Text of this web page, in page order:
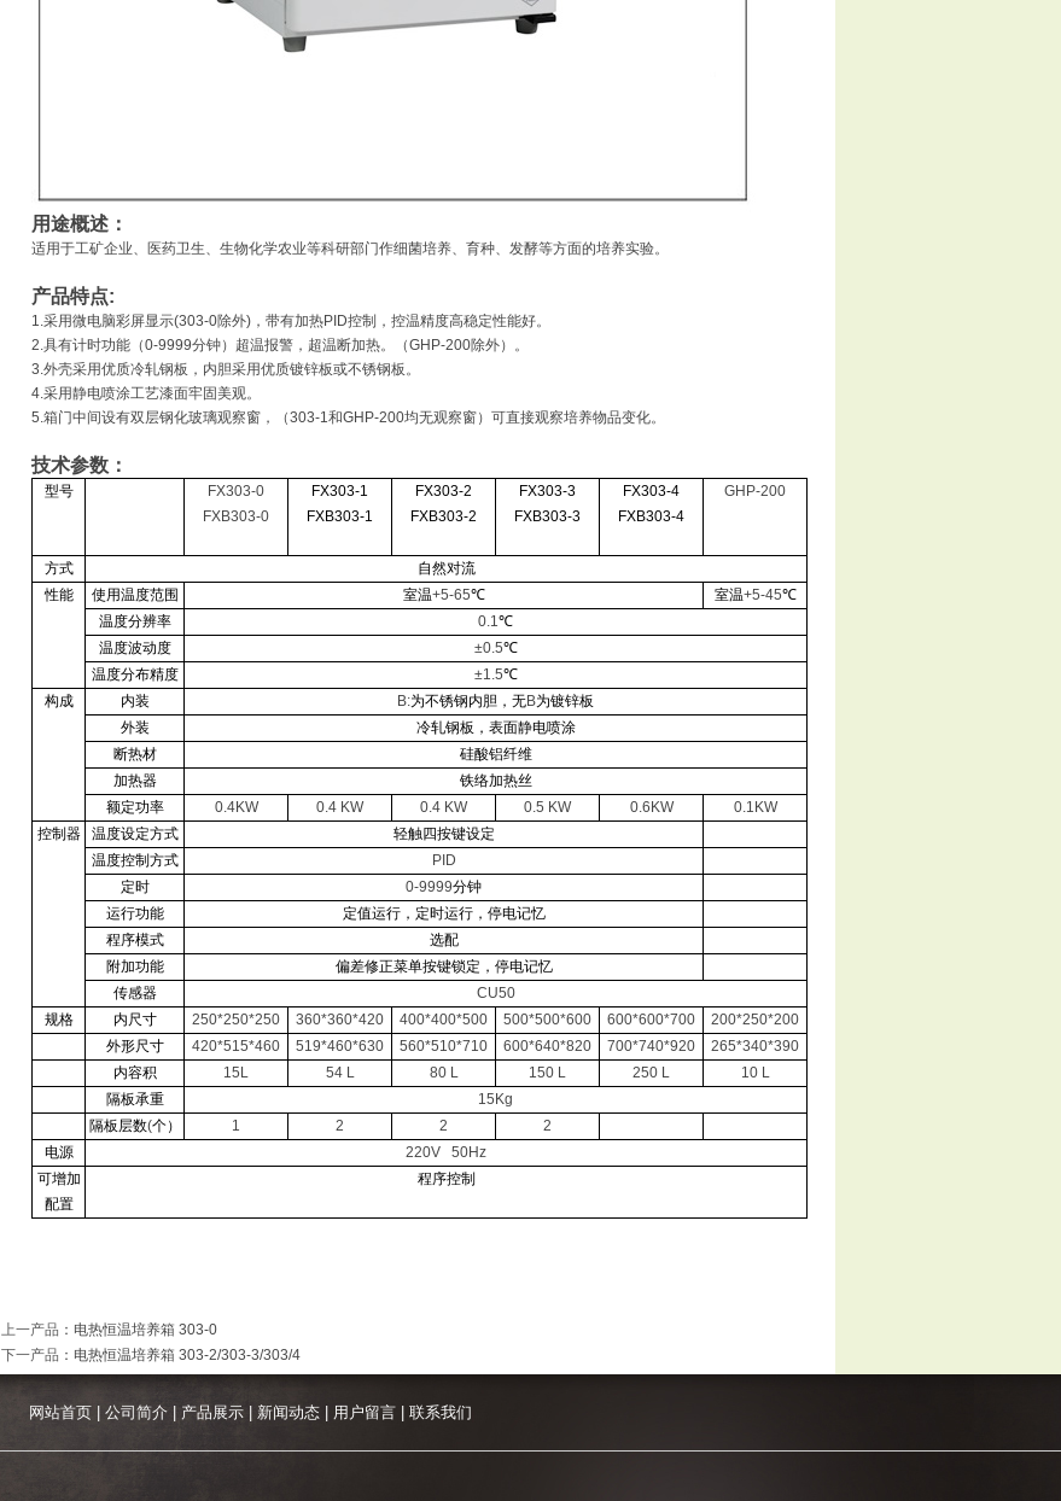
用途概述：
适用于工矿企业、医药卫生、生物化学农业等科研部门作细菌培养、育种、发酵等方面的培养实验。
产品特点:
1.采用微电脑彩屏显示(303-0除外)，带有加热PID控制，控温精度高稳定性能好。
2.具有计时功能（0-9999分钟）超温报警，超温断加热。（GHP-200除外）。
3.外壳采用优质冷轧钢板，内胆采用优质镀锌板或不锈钢板。
4.采用静电喷涂工艺漆面牢固美观。
5.箱门中间设有双层钢化玻璃观察窗，（303-1和GHP-200均无观察窗）可直接观察培养物品变化。
技术参数：
型号
FX303-0
FXB303-0
FX303-1
FXB303-1
FX303-2
FXB303-2
FX303-3
FXB303-3
FX303-4
FXB303-4
GHP-200
方式
自然对流
性能
使用温度范围 室温+5-65℃ 室温+5-45℃
温度分辨率
0.1℃
温度波动度
±0.5℃
温度分布精度
±1.5℃
构成
内装 B:为不锈钢内胆，无B为镀锌板
外装
冷轧钢板，表面静电喷涂
断热材
硅酸铝纤维
加热器
铁络加热丝
额定功率
0.4KW 0.4 KW 0.4 KW 0.5 KW 0.6KW
0.1KW
控制器
温度设定方式
轻触四按键设定
温度控制方式
PID
定时
0-9999分钟
运行功能
定值运行，定时运行，停电记忆
程序模式
选配
附加功能
偏差修正菜单按键锁定，停电记忆
传感器
CU50
规格
内尺寸 250*250*250 360*360*420 400*400*500 500*500*600 600*600*700
200*250*200
外形尺寸
420*515*460 519*460*630 560*510*710 600*640*820 700*740*920
265*340*390
内容积
15L 54 L 80 L 150 L 250 L
10 L
隔板承重
15Kg
隔板层数(个） 1 2 2
2
电源
220V
50Hz
可增加
配置
程序控制
上一产品 ： 电热恒温培养箱 303-0
下一产品 ： 电热恒温培养箱 303-2/303-3/303/4
网站首页| 公司简介| 产品展示| 新闻动态| 用户留言| 联系我们